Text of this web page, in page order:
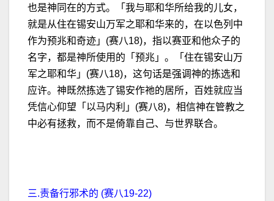
也是神同在的方式。「我与耶和华所给我的儿女，
就是从住在锡安山万军之耶和华来的，在以色列中
作为预兆和奇迹」(赛八18)，指以赛亚和他众子的
名字，都是神所使用的「预兆」。「住在锡安山万
军之耶和华」(赛八18)，这句话是强调神的拣选和
应许。神既然拣选了锡安作祂的居所，百姓就应当
凭信心仰望「以马内利」(赛八8)，相信神在管教之
中必有拯救，而不是倚靠自己、与世界联合。
三.责备行邪术的 (赛八19-22)